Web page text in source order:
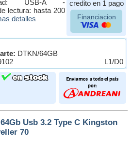
USB-A -
lectura: hasta 200
detalles
credito en 1 pago
Financiacion
DTKN/64GB
L1/D0
Usb 3.2 Type C Kingston
70